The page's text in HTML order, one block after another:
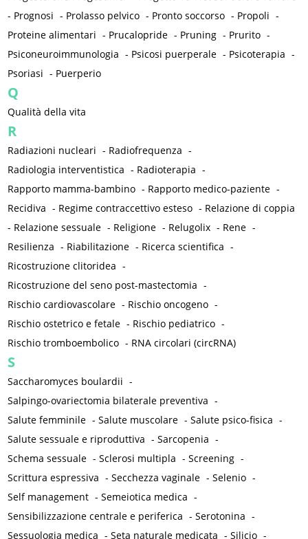
- Prognosi - Prolasso pelvico - Pronto soccorso - Propoli -
Proteine alimentari - Prucalopride - Pruning - Prurito -
Psiconeuroimmunologia - Psicosi puerperale - Psicoterapia -
Psoriasi - Puerperio
Q
Qualità della vita
R
Radiazioni nucleari - Radiofrequenza -
Radiologia interventistica - Radioterapia -
Rapporto mamma-bambino - Rapporto medico-paziente -
Recidiva - Regime contraccettivo esteso - Relazione di coppia
- Relazione sessuale - Religione - Relugolix - Rene -
Resilienza - Riabilitazione - Ricerca scientifica -
Ricostruzione clitoridea -
Ricostruzione del seno post-mastectomia -
Rischio cardiovascolare - Rischio oncogeno -
Rischio ostetrico e fetale - Rischio pediatrico -
Rischio tromboembolico - RNA circolari (circRNA)
S
Saccharomyces boulardii -
Salpingo-ovariectomia bilaterale preventiva -
Salute femminile -Salute muscolare -Salute psico-fisica -
Salute sessuale e riproduttiva -Sarcopenia -
Schema sessuale -Sclerosi multipla -Screening -
Scrittura espressiva -Secchezza vaginale -Selenio -
Self management -Semeiotica medica -
Sensibilizzazione centrale e periferica -Serotonina -
Sessuologia medica -Seta naturale medicata -Silicio -